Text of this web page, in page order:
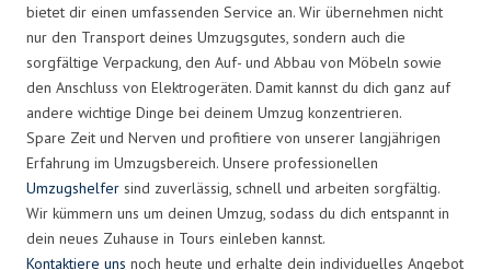
bietet dir einen umfassenden Service an. Wir übernehmen nicht
nur den Transport deines Umzugsgutes, sondern auch die
sorgfältige Verpackung, den Auf- und Abbau von Möbeln sowie
den Anschluss von Elektrogeräten. Damit kannst du dich ganz auf
andere wichtige Dinge bei deinem Umzug konzentrieren.
Spare Zeit und Nerven und profitiere von unserer langjährigen
Erfahrung im Umzugsbereich. Unsere professionellen
Umzugshelfer sind zuverlässig, schnell und arbeiten sorgfältig.
Wir kümmern uns um deinen Umzug, sodass du dich entspannt in
dein neues Zuhause in Tours einleben kannst.
Kontaktiere uns noch heute und erhalte dein individuelles Angebot